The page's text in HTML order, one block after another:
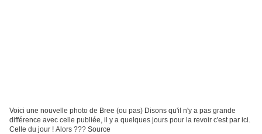
Voici une nouvelle photo de Bree (ou pas) Disons qu'il n'y a pas grande
différence avec celle publiée, il y a quelques jours pour la revoir c'est par ici.
Celle du jour ! Alors ??? Source